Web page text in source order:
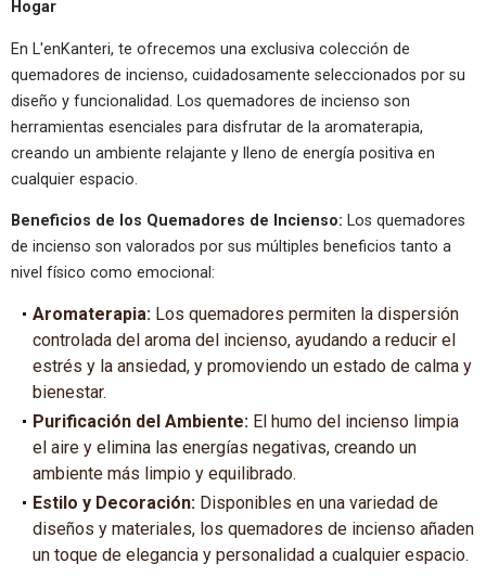
Hogar
En L'enKanteri, te ofrecemos una exclusiva colección de
quemadores de incienso, cuidadosamente seleccionados por su
diseño y funcionalidad. Los quemadores de incienso son
herramientas esenciales para disfrutar de la aromaterapia,
creando un ambiente relajante y lleno de energía positiva en
cualquier espacio.
Beneficios de los Quemadores de Incienso: Los quemadores
de incienso son valorados por sus múltiples beneficios tanto a
nivel físico como emocional:
Aromaterapia: Los quemadores permiten la dispersión
controlada del aroma del incienso, ayudando a reducir el
estrés y la ansiedad, y promoviendo un estado de calma y
bienestar.
Purificación del Ambiente: El humo del incienso limpia
el aire y elimina las energías negativas, creando un
ambiente más limpio y equilibrado.
Estilo y Decoración: Disponibles en una variedad de
diseños y materiales, los quemadores de incienso añaden
un toque de elegancia y personalidad a cualquier espacio.